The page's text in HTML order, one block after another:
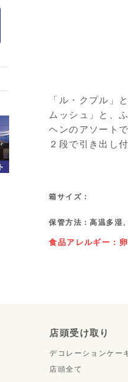
「ル・クプル」
ムッシュ」と、
ヘンのアソートで
２段で引き出し
箱サイズ：
保管方法：高温多湿
食品アレルギー：
店頭受け取り
デコレーションケー
店頭全て